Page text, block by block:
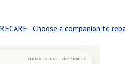
RECARE - Choose a companion to